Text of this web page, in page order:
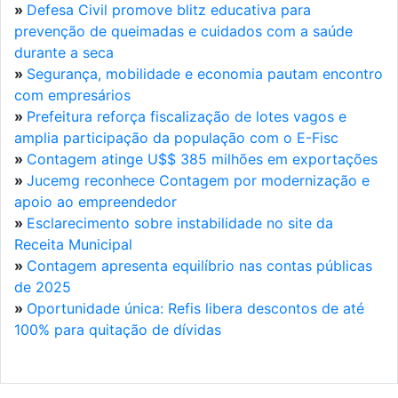
» Defesa Civil promove blitz educativa para
prevenção de queimadas e cuidados com a saúde
durante a seca
» Segurança, mobilidade e economia pautam encontro
com empresários
» Prefeitura reforça fiscalização de lotes vagos e
amplia participação da população com o E-Fisc
» Contagem atinge U$$ 385 milhões em exportações
» Jucemg reconhece Contagem por modernização e
apoio ao empreendedor
» Esclarecimento sobre instabilidade no site da
Receita Municipal
» Contagem apresenta equilíbrio nas contas públicas
de 2025
» Oportunidade única: Refis libera descontos de até
100% para quitação de dívidas